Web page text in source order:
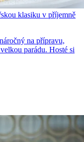
klasiku v příjemně
na přípravu,
parádu. Hosté si